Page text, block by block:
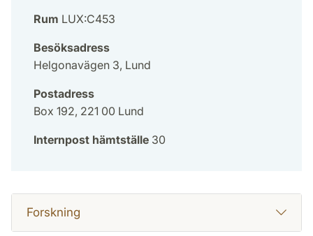
Rum LUX:C453
Besöksadress
Helgonavägen 3, Lund
Postadress
Box 192, 221 00 Lund
Internpost hämtställe 30
Forskning